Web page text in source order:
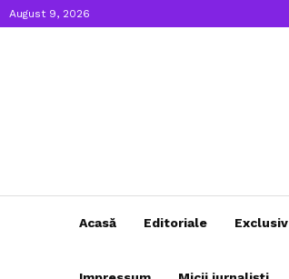
August 9, 2026
Acasă Editoriale Exclusiv